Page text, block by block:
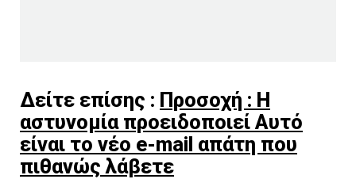
Δείτε επίσης : Προσοχή : Η
αστυνομία προειδοποιεί Αυτό
είναι το νέο e-mail απάτη που
πιθανώς λάβετε